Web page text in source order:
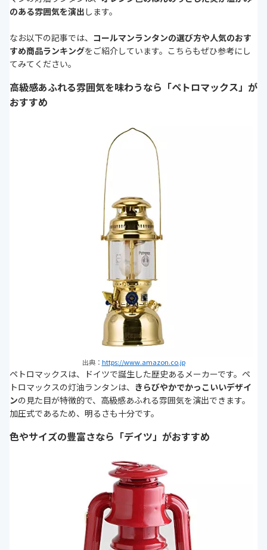
のある雰囲気を演出 します。
なお以下の記事では、 コールマンランタンの選び方や人気のおす
すめ商品ランキングをご紹介しています。こちらもぜひ参考にし
てみてください。
高級感あふれる雰囲気を味わうなら「ペトロマックス」が
おすすめ
出典： https://www.amazon.co.jp
ペトロマックスは、ドイツで誕生した歴史あるメーカーです。ペ
トロマックスの灯油ランタンは、 きらびやかでかっこいいデザイ
ンの見た目が特徴的で、高級感あふれる雰囲気を演出できます。
加圧式であるため、明るさも十分です。
色やサイズの豊富さなら「デイツ」がおすすめ